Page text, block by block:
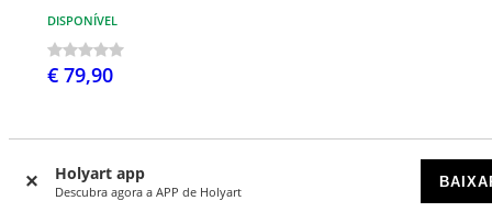
Holyart app
Descubra agora a APP de Holyart
DISPONÍVEL
€ 79,90